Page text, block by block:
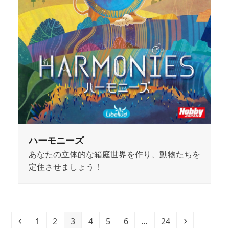
ハーモニーズ
あなたの立体的な箱庭世界を作り、動物たちを
定住させましょう！
Previous
Page
1 Page
2 Page
3 Page
4 Page
5 Page
6 … Page
24 Next